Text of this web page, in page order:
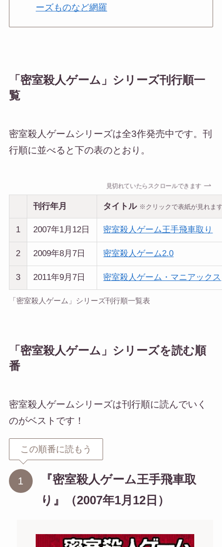
ーズものなど網羅
「密室殺人ゲーム」シリーズ刊行順一
覧
密室殺人ゲームシリーズは全3作発売中です。刊
行順に並べると下の表のとおり。
見切れていたらスクロールできます
刊行年月 タイトル ※クリックで表紙が見れま
2007年1月12日 密室殺人ゲーム王手飛車取り
2009年8月7日 密室殺人ゲーム2.0
2011年9月7日 密室殺人ゲーム・マニアックス
「密室殺人ゲーム」シリーズ刊行順一覧表
「密室殺人ゲーム」シリーズを読む順
番
密室殺人ゲームシリーズは刊行順に読んでいく
のがベストです！
この順番に読もう
『密室殺人ゲーム王手飛車取
り』（2007年1月12日）